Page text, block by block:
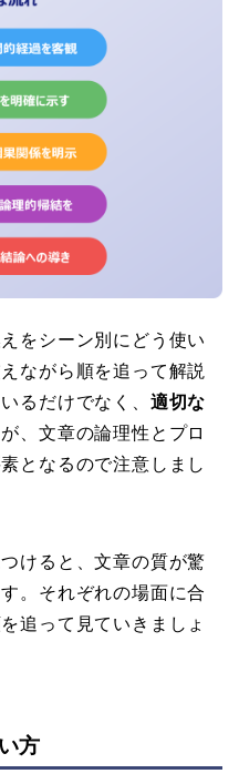
をシーン別にどう使い
ながら順を追って解説
るだけでなく、 適切な
、文章の論理性とプロ
となるので注意しまし
けると、文章の質が驚
。それぞれの場面に合
追って見ていきましょ
方